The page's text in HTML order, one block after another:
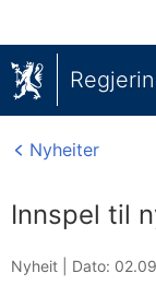
Nyheiter
Innspel til
Nyheit | Dato: